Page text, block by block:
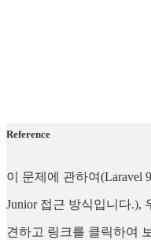
Reference
이 문제에 관하여(Laravel
Junior 접근 방식입니다.),
견하고 링크를 클릭하여